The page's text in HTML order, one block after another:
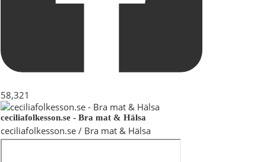
58,321
ceciliafolkesson.se - Bra mat & Hälsa
ceciliafolkesson.se / Bra mat & Hälsa